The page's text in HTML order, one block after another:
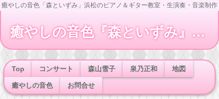
癒やしの音色「森といずみ」浜松のピアノ＆ギター教室・生演奏・音楽制作
癒やしの音色『森といずみ』ピアノ＆ギター教室 音楽制作
Top コンサート 森山雪子 泉乃正和 地図
癒やしの音色 お問合せ